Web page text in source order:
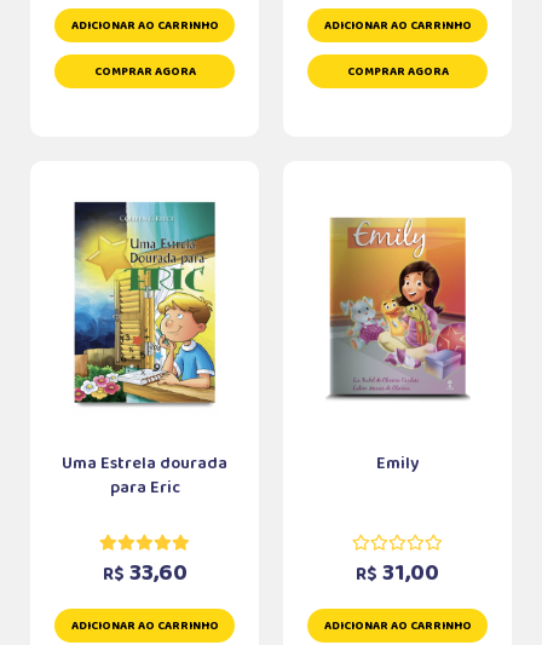
ADICIONAR AO CARRINHO
COMPRAR AGORA
ADICIONAR AO CARRINHO
COMPRAR AGORA
Uma Estrela dourada
para Eric
R$ 33,60
ADICIONAR AO CARRINHO
Emily
R$ 31,00
ADICIONAR AO CARRINHO